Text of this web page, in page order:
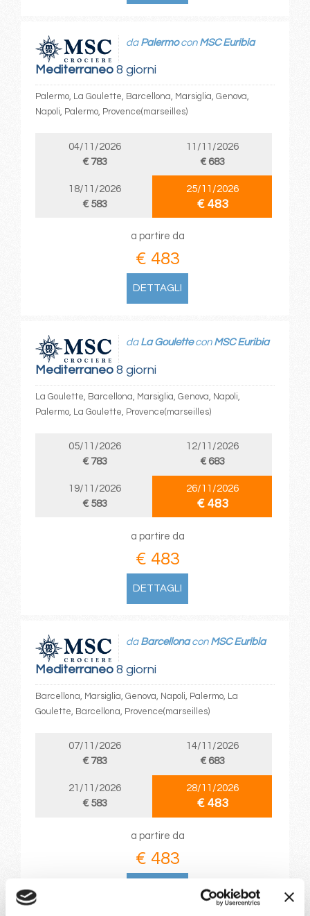
Mediterraneo8 giorni
da Palermocon MSC Euribia
Palermo, La Goulette, Barcellona, Marsiglia, Genova,
Napoli, Palermo, Provence(marseilles)
04/11/2026
€ 783
11/11/2026
€ 683
18/11/2026
€ 583
25/11/2026
€ 483
a partire da
€ 483
DETTAGLI
Mediterraneo8 giorni
da La Goulettecon MSC Euribia
La Goulette, Barcellona, Marsiglia, Genova, Napoli,
Palermo, La Goulette, Provence(marseilles)
05/11/2026
€ 783
12/11/2026
€ 683
19/11/2026
€ 583
26/11/2026
€ 483
a partire da
€ 483
DETTAGLI
Mediterraneo8 giorni
da Barcellonacon MSC Euribia
Barcellona, Marsiglia, Genova, Napoli, Palermo, La
Goulette, Barcellona, Provence(marseilles)
07/11/2026
€ 783
14/11/2026
€ 683
21/11/2026
€ 583
28/11/2026
€ 483
a partire da
€ 483